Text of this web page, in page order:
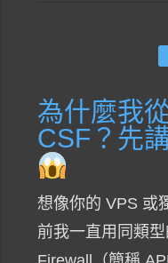
為什麼我
CSF？先
想像你的 VPS 或
前我一直用同類